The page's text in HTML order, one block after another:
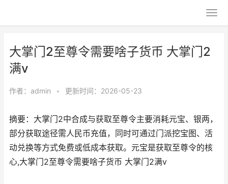
大掌门2至尊令需要啥子货币 大掌门2
满v
作者： admin • 更新时间：2026-05-23
摘要：大掌门2中合成与获取至尊令主要消耗元宝、银两，
部分获取途径需人民币充值，同时可通过门派挖宝图、活
动兑换等方式免费或低成本获取。元宝是获取至尊令的核
心,大掌门2至尊令需要啥子货币 大掌门2满v